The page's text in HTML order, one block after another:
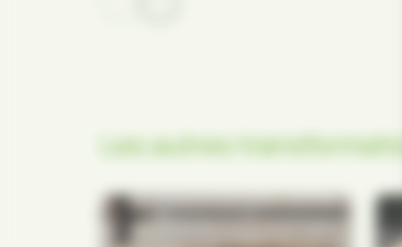
Les autres